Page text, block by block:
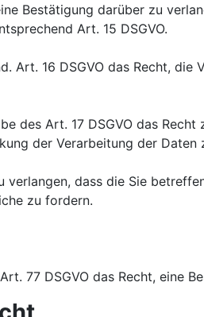
Bestätigung darüber zu
Art. 15 DSGVO.
Art. 16 DSGVO das Recht,
des Art. 17 DSGVO das
der Verarbeitung der Daten
verlangen, dass die Sie
zu fordern.
77 DSGVO das Recht, eine